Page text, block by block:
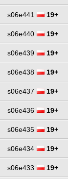
s06e441 19+
s06e440 19+
s06e439 19+
s06e438 19+
s06e437 19+
s06e436 19+
s06e435 19+
s06e434 19+
s06e433 19+